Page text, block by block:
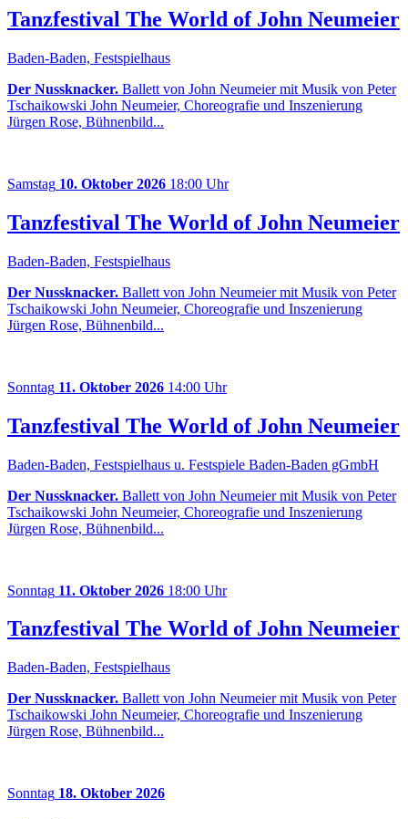
Tanzfestival The World of John Neumeier
Baden-Baden, Festspielhaus
Der Nussknacker. Ballett von John Neumeier mit Musik von Peter
Tschaikowski John Neumeier, Choreografie und Inszenierung
Jürgen Rose, Bühnenbild...
Samstag 10. Oktober 2026 18:00 Uhr
Tanzfestival The World of John Neumeier
Baden-Baden, Festspielhaus
Der Nussknacker. Ballett von John Neumeier mit Musik von Peter
Tschaikowski John Neumeier, Choreografie und Inszenierung
Jürgen Rose, Bühnenbild...
Sonntag 11. Oktober 2026 14:00 Uhr
Tanzfestival The World of John Neumeier
Baden-Baden, Festspielhaus u. Festspiele Baden-Baden gGmbH
Der Nussknacker. Ballett von John Neumeier mit Musik von Peter
Tschaikowski John Neumeier, Choreografie und Inszenierung
Jürgen Rose, Bühnenbild...
Sonntag 11. Oktober 2026 18:00 Uhr
Tanzfestival The World of John Neumeier
Baden-Baden, Festspielhaus
Der Nussknacker. Ballett von John Neumeier mit Musik von Peter
Tschaikowski John Neumeier, Choreografie und Inszenierung
Jürgen Rose, Bühnenbild...
Sonntag 18. Oktober 2026